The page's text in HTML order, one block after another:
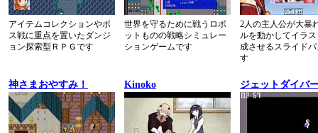
アイテムコレクションやボ
ス戦に重点を置いたダンジ
ョン探索型ＲＰＧです
世界を守るために戦うロボ
ットものの戦略シミュレー
ションゲームです
2人の主人公が大暴
ルを動かしてイラ
成させるスライド
す
神さまおやすみ！ Kinoko ジェットダイバ